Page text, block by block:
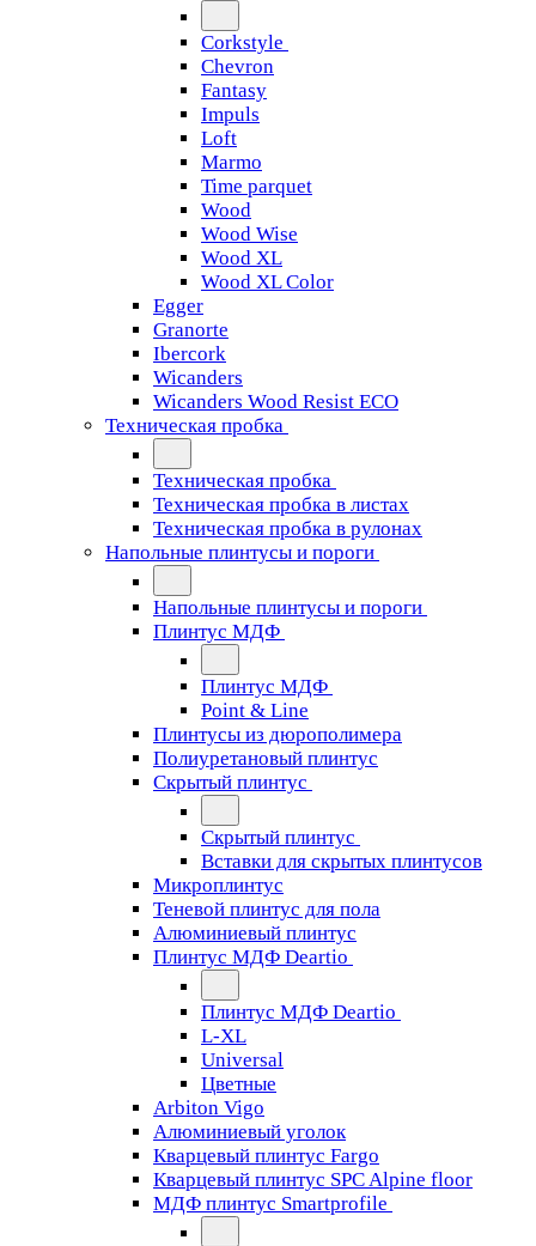
Corkstyle
Chevron
Fantasy
Impuls
Loft
Marmo
Time parquet
Wood
Wood Wise
Wood XL
Wood XL Color
Egger
Granorte
Ibercork
Wicanders
Wicanders Wood Resist ECO
Техническая пробка
Техническая пробка
Техническая пробка в листах
Техническая пробка в рулонах
Напольные плинтусы и пороги
Напольные плинтусы и пороги
Плинтус МДФ
Плинтус МДФ
Point & Line
Плинтусы из дюрополимера
Полиуретановый плинтус
Скрытый плинтус
Скрытый плинтус
Вставки для скрытых плинтусов
Микроплинтус
Теневой плинтус для пола
Алюминиевый плинтус
Плинтус МДФ Deartio
Плинтус МДФ Deartio
L-XL
Universal
Цветные
Arbiton Vigo
Алюминиевый уголок
Кварцевый плинтус Fargo
Кварцевый плинтус SPC Alpine floor
МДФ плинтус Smartprofile